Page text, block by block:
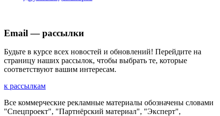
Email — рассылки
Будьте в курсе всех новостей и обновлений! Перейдите на
страницу наших рассылок, чтобы выбрать те, которые
соответствуют вашим интересам.
к рассылкам
Все коммерческие рекламные материалы обозначены словами
"Спецпроект", "Партнёрский материал", "Эксперт",